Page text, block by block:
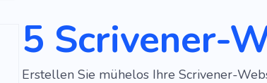
5 Scrivener-
Erstellen Sie mühelos Ihre Scrivener-